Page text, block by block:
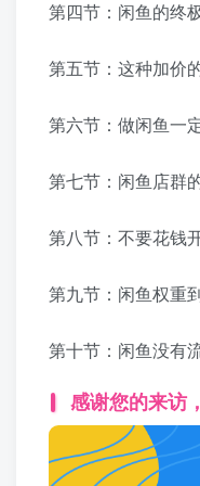
第四节：闲鱼的终
第五节：这种加价
第六节：做闲鱼一
第七节：闲鱼店群
第八节：不要花钱
第九节：闲鱼权重
第十节：闲鱼没有
感谢您的来访